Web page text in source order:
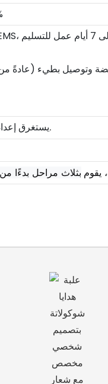
حوالة بنكية،
يستغرق إعداد العينات من 5 إلى 720 يومًا.
يقوم